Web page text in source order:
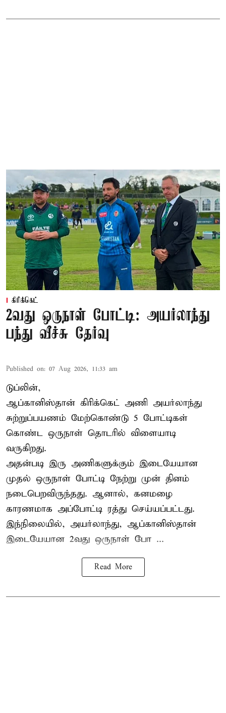
கிரிக்கெட்
2வது ஒருநாள் போட்டி: அயர்லாந்து
பந்து வீச்சு தேர்வு
Published on: 07 Aug 2026, 11:33 am
டுப்லின்,
ஆப்கானிஸ்தான் கிரிக்கெட் அணி அயர்லாந்து
சுற்றுப்பயணம் மேற்கொண்டு 5 போட்டிகள்
கொண்ட ஒருநாள் தொடரில் விளையாடி
வருகிறது.
அதன்படி இரு அணிகளுக்கும் இடையேயான
முதல் ஒருநாள் போட்டி நேற்று முன் தினம்
நடைபெறவிருந்தது. ஆனால், கனமழை
காரணமாக அப்போட்டி ரத்து செய்யப்பட்டது.
இந்நிலையில், அயர்லாந்து, ஆப்கானிஸ்தான்
இடையேயான 2வது ஒருநாள் போ ...
Read More